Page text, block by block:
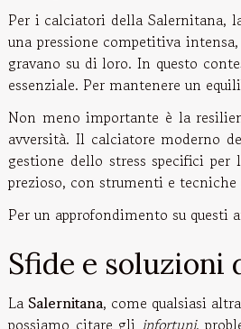
Per i calciatori della Salernitana,
una pressione competitiva
gravano su di loro. In questo
essenziale. Per mantenere un
Non meno importante è la
avversità. Il calciatore moderno
gestione dello stress specifici
prezioso, con strumenti e
Per un approfondimento su questi
Sfide e soluzioni
La Salernitana, come qualsiasi
possiamo citare gli infortuni,